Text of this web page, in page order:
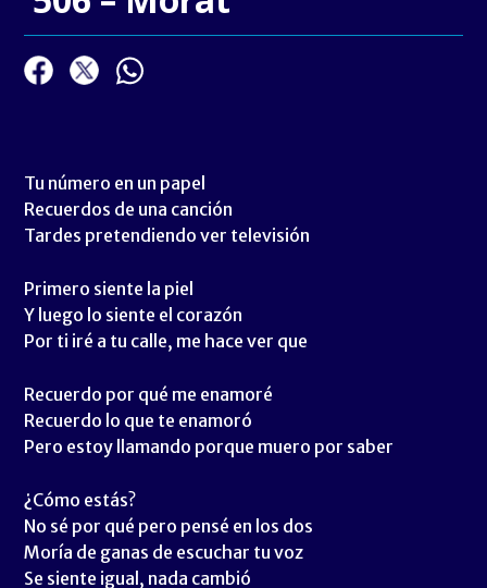
Tu número en un papel
Recuerdos de una canción
Tardes pretendiendo ver televisión
Primero siente la piel
Y luego lo siente el corazón
Por ti iré a tu calle, me hace ver que
Recuerdo por qué me enamoré
Recuerdo lo que te enamoró
Pero estoy llamando porque muero por saber
¿Cómo estás?
No sé por qué pero pensé en los dos
Moría de ganas de escuchar tu voz
Se siente igual, nada cambió